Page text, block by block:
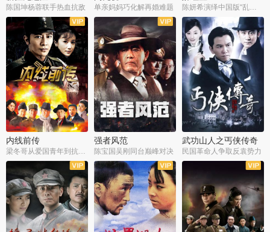
陈国坤杨蓉联手热血抗敌 单亲妈妈巧化解再婚难题
陈妍希演绎中国版“乱世佳人”
全30集
内线前传
全30集
强者风范
陈宝国吴刚同台巅峰对决
全30集
武功山人之丐侠传奇
民国革命人争取反袁势力
全38集
全9集 全35集